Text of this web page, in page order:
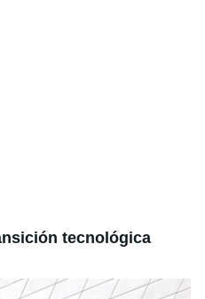
tecnológica